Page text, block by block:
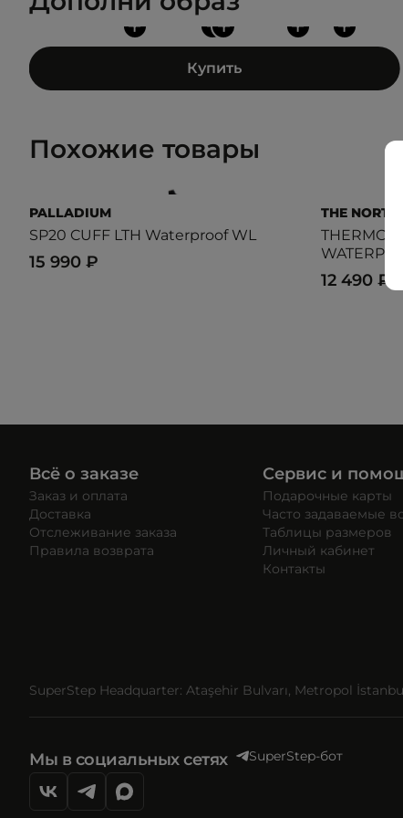
+
+
+ + +
Купить
Похожие товары
PALLADIUM
SP20 CUFF LTH Waterproof WL
15 990 ₽
THE NORTH
12 490 ₽
Всё о заказе
Заказ и оплата
Доставка
Отслеживание заказа
Правила возврата
Сервис и
Подарочные карты
Часто задаваемые
Таблицы размеров
Личный кабинет
Контакты
SuperStep Headquarter: Ataşehir Bulvarı, Metropol
Мы в социальных сетях SuperStep-бот